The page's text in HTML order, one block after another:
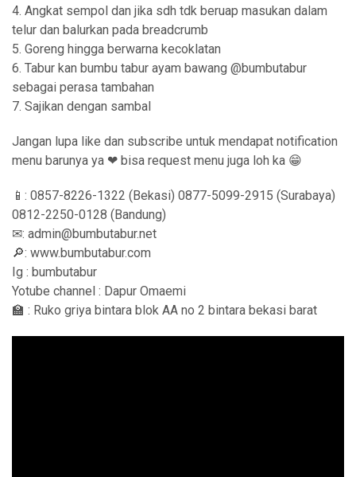
4. Angkat sempol dan jika sdh tdk beruap masukan dalam
telur dan balurkan pada breadcrumb
5. Goreng hingga berwarna kecoklatan
6. Tabur kan bumbu tabur ayam bawang @bumbutabur
sebagai perasa tambahan
7. Sajikan dengan sambal
Jangan lupa like dan subscribe untuk mendapat notification
menu barunya ya ❤ bisa request menu juga loh ka 😁
📱: 0857-8226-1322 (Bekasi) 0877-5099-2915 (Surabaya)
0812-2250-0128 (Bandung)
✉: admin@bumbutabur.net
🔎: www.bumbutabur.com
Ig : bumbutabur
Yotube channel : Dapur Omaemi
🏫 : Ruko griya bintara blok AA no 2 bintara bekasi barat